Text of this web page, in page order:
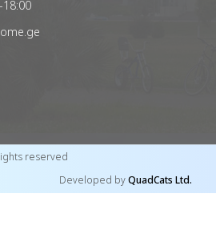
reserved
Developed byQuadCats Ltd.